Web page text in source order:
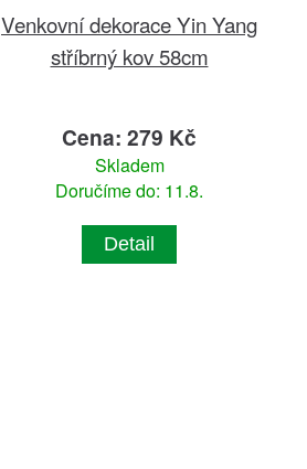
Venkovní dekorace Yin Yang
stříbrný kov 58cm
Cena: 279 Kč
Skladem
Doručíme do: 11.8.
Detail